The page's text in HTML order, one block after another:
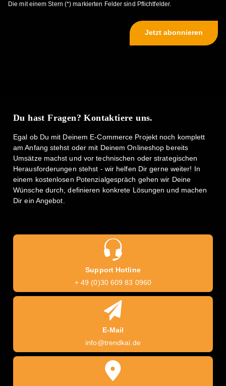
Die mit einem Stern (*) markierten Felder sind Pflichtfelder.
Jetzt abonnieren
Du hast Fragen? Kontaktiere uns.
Egal ob Du mit Deinem E-Commerce Projekt noch komplett
am Anfang stehst oder mit Deinem Onlineshop bereits
Umsätze machst und vor technischen oder strategischen
Herausforderungen stehst - wir helfen Dir gerne weiter! In
einem kostenlosen Potenzialgespräch gehen wir Deine
Wünsche durch, definieren konkrete Lösungen und machen
Dir ein Angebot.
Support Hotline
+ 49 (0)30 609 83 0960
E-Mail
info@trendkai.de